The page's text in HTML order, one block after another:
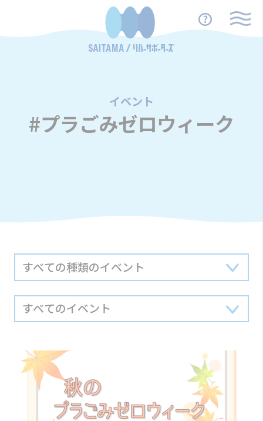
イベント
/
#プラごみゼロウィーク